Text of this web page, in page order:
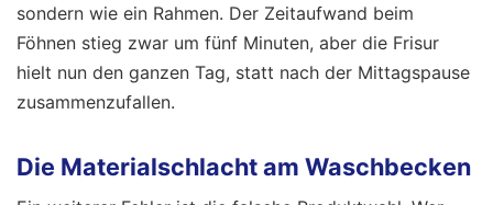
sondern wie ein Rahmen. Der Zeitaufwand beim
Föhnen stieg zwar um fünf Minuten, aber die Frisur
hielt nun den ganzen Tag, statt nach der Mittagspause
zusammenzufallen.
Die Materialschlacht am Waschbecken